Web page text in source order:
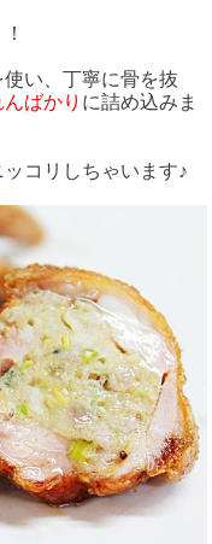
使い、丁寧に骨を抜
ばかり に詰め込みま
コリしちゃいます♪